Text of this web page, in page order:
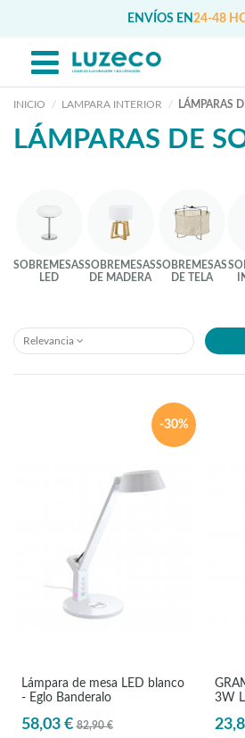
ENVÍOS EN 24-48
INICIO LAMPARA INTERIOR LÁMPARAS
LÁMPARAS DE
SOBREMESAS
LED
SOBREMESAS
DE MADERA
SOBREMESAS
DE TELA
Relevancia
-30%
Lámpara de mesa LED blanco
- Eglo Banderalo
58,03 € 82,90 €
3W